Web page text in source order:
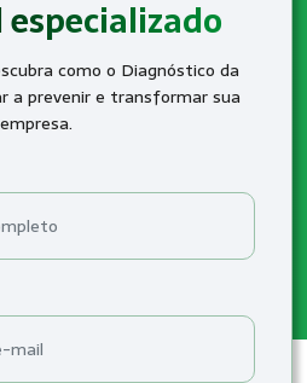
como o Diagnóstico da
a prevenir e transformar sua
empresa.